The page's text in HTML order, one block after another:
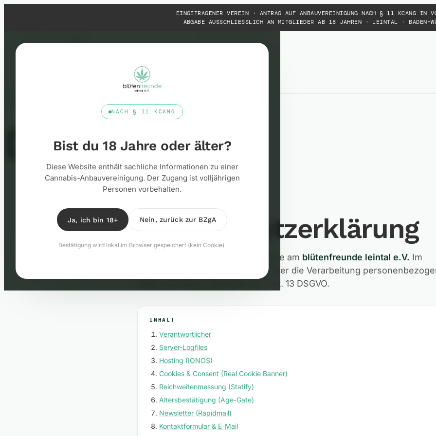
EINGETRAGENER VEREIN · ANTRAG AUF ANBAUVEREINIGUNG NACH § 11 KCANG IN
ABGABE AUSSCHLIESSLICH AN MITGLIEDER AB 18 JAHREN · LEINTAL · BADEN-
NACH § 11 KCANG
Bist du 18 Jahre oder älter?
Diese Website enthält sachliche Informationen zu einer
Cannabis-Anbauvereinigung. Der Zugang ist volljährigen
Personen vorbehalten.
Ja, ich bin 18+ Nein, zurück zur BZgA
Bestätigung wird lokal im Browser gespeichert (kein Cookie).
Datenschutz
Datenschutzerklärung
Wir freuen uns über dein Interesse am blütenfreunde leintal e.V. Im
Folgenden informieren wir dich über die Verarbeitung
Daten auf dieser Website nach Art. 13 DSGVO.
INHALT
Verantwortlicher
Server-Logfiles
Hosting (IONOS)
Cookies & Consent (Real Cookie Banner)
Reichweitenmessung (Statify)
Altersbestätigung (Age-Gate)
Newsletter (Rapidmail)
Kontaktformular & E-Mail